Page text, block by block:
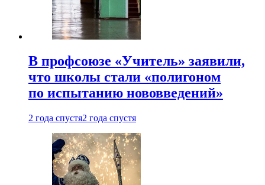
В профсоюзе «Учитель» заявили,
что школы стали «полигоном
по испытанию нововведений»
2 года спустя2 года спустя